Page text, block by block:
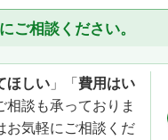
ご相談ください。
ほしい 」「 費用はい
相談も承っておりま
お気軽にご相談くだ